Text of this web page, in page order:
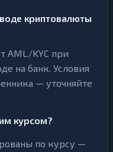
криптовалюты
AML/KYC при
на банк. Условия
— уточняйте
курсом?
по курсу —